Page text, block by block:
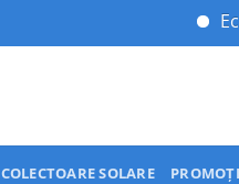
COLECTOARE SOLARE